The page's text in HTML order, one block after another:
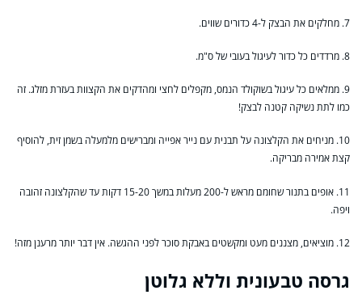
7. מחלקים את הבצק ל-4 כדורים שווים.
8. מרדדים כל כדור לעיגול בעובי של ס"מ.
9. ממלאים כל עיגול בשוקולד הנמס, מקפלים לחצי ומהדקים את הקצוות בעזרת מזלג. זה
כמו לתת נשיקה קטנה לבצק!
10. מניחים את הקלצונה על תבנית עם נייר אפייה ומברישים מלמעלה בשמן זית, להוסיף
קצת אמירה מבריקה.
11. אופים בתנור שחומם מראש ל-200 מעלות במשך 15-20 דקות עד שהקלצונה זהובה
ויפה.
12. מוציאים, מצננים מעט ומקשטים באבקת סוכר לפני ההגשה. אין דבר יותר מרענן מזה!
גרסה טבעונית וללא גלוטן